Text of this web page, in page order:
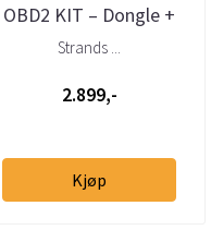
OBD2 KIT – Dongle +
Powerunit 2
Strands ...
2.899,-
Kjøp